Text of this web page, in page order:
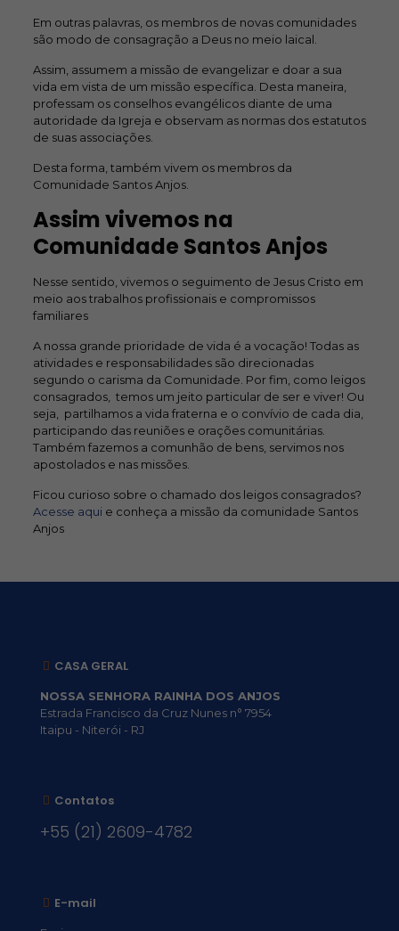
Em outras palavras, os membros de novas comunidades
são modo de consagração a Deus no meio laical.
Assim, assumem a missão de evangelizar e doar a sua
vida em vista de um missão específica. Desta maneira,
professam os conselhos evangélicos diante de uma
autoridade da Igreja e observam as normas dos estatutos
de suas associações.
Desta forma, também vivem os membros da
Comunidade Santos Anjos.
Assim vivemos na
Comunidade Santos Anjos
Nesse sentido, vivemos o seguimento de Jesus Cristo em
meio aos trabalhos profissionais e compromissos
familiares
A nossa grande prioridade de vida é a vocação! Todas as
atividades e responsabilidades são direcionadas
segundo o carisma da Comunidade. Por fim, como leigos
consagrados, temos um jeito particular de ser e viver! Ou
seja, partilhamos a vida fraterna e o convívio de cada dia,
participando das reuniões e orações comunitárias.
Também fazemos a comunhão de bens, servimos nos
apostolados e nas missões.
Ficou curioso sobre o chamado dos leigos consagrados?
Acesse aqui e conheça a missão da comunidade Santos
Anjos
CASA GERAL
NOSSA SENHORA RAINHA DOS ANJOS
Estrada Francisco da Cruz Nunes n° 7954
Itaipu - Niterói - RJ
Contatos
+55 (21) 2609-4782
E-mail